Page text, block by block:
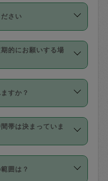
が必要です。な
、値引き等はござ
らタスカジさん自
しています。
定には最初は制限
、レビューの平均
可能な最高額が上
っています。
さい
トカード（Visa／
EXPRESS／
なります。
さい。プロフィー
ただかなくても大
ペイドカード（Vプ
ど）は支払にはご利
対応していませ
的にお願いする場
と「定期（毎週｜
期」の依頼は「ス
金でご利用できま
設けていない代わ
キャンセルは有償
すか？
別途発生し、依頼
てお支払いとなり
「依頼の詳細」に
帯は決まっていま
。いずれも１回あ
囲は？